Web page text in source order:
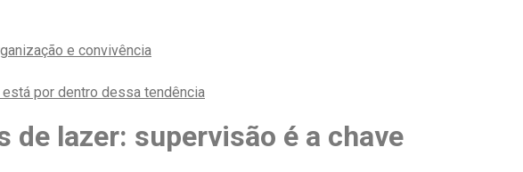
e convivência
por dentro dessa tendência
de lazer: supervisão é a chave